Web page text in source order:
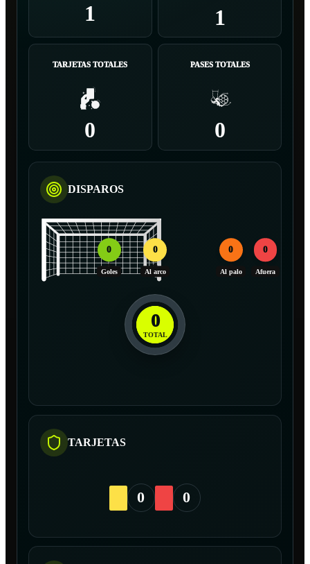
1 1
TARJETAS TOTALES
0
PASES TOTALES
0
DISPAROS
0
Goles
0
Al arco
0
Al palo
0
Afuera
0
TOTAL
TARJETAS
0 0